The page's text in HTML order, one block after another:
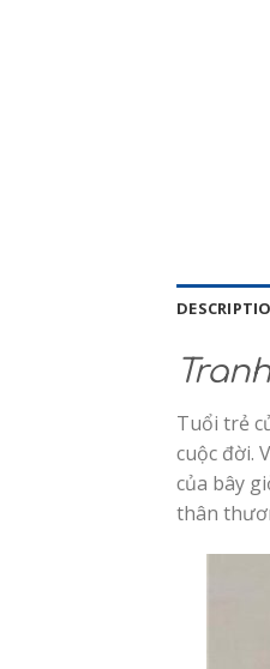
Tuổi trẻ
cuộc đời.
của bây
thân